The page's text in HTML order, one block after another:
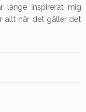
länge inspirerat mig
allt när det gäller det